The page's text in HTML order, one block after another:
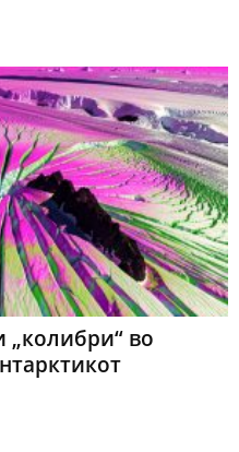
„колибри“ во